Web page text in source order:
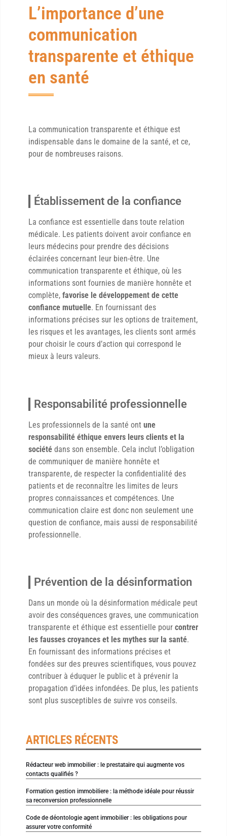
L’importance d’une
communication
transparente et éthique
en santé
La communication transparente et éthique est
indispensable dans le domaine de la santé, et ce,
pour de nombreuses raisons.
Établissement de la confiance
La confiance est essentielle dans toute relation
médicale. Les patients doivent avoir confiance en
leurs médecins pour prendre des décisions
éclairées concernant leur bien-être. Une
communication transparente et éthique, où les
informations sont fournies de manière honnête et
complète, favorise le développement de cette
confiance mutuelle. En fournissant des
informations précises sur les options de traitement,
les risques et les avantages, les clients sont armés
pour choisir le cours d’action qui correspond le
mieux à leurs valeurs.
Responsabilité professionnelle
Les professionnels de la santé ont une
responsabilité éthique envers leurs clients et la
société dans son ensemble. Cela inclut l’obligation
de communiquer de manière honnête et
transparente, de respecter la confidentialité des
patients et de reconnaître les limites de leurs
propres connaissances et compétences. Une
communication claire est donc non seulement une
question de confiance, mais aussi de responsabilité
professionnelle.
Prévention de la désinformation
Dans un monde où la désinformation médicale peut
avoir des conséquences graves, une communication
transparente et éthique est essentielle pour contrer
les fausses croyances et les mythes sur la santé.
En fournissant des informations précises et
fondées sur des preuves scientifiques, vous pouvez
contribuer à éduquer le public et à prévenir la
propagation d’idées infondées. De plus, les patients
sont plus susceptibles de suivre vos conseils.
ARTICLES RÉCENTS
Rédacteur web immobilier : le prestataire qui augmente vos
contacts qualifiés ?
Formation gestion immobiliere : la méthode idéale pour réussir
sa reconversion professionnelle
Code de déontologie agent immobilier : les obligations pour
assurer votre conformité